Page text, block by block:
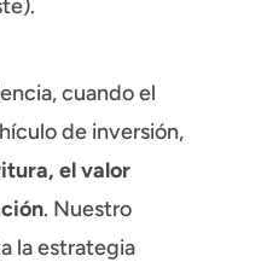
cuando el
de inversión,
el valor
. Nuestro
la estrategia